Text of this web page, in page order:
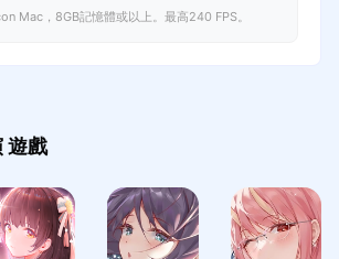
Mac，8GB記憶體或以上。最高240 FPS。
遊戲